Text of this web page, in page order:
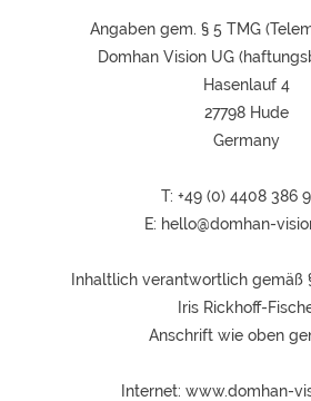
Angaben gem. § 5 TMG
Domhan Vision UG
Hasenlauf 4
27798 Hude
Germany
T:+49 (0) 4408 386
E: hello@domhan-
Inhaltlich verantwortlich gemäß
Iris Rickhoff-
Anschrift wie oben
Internet: www.domhan-